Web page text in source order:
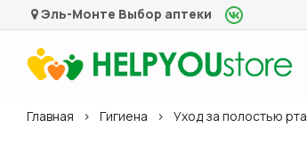
Эль-Монте Выбор аптеки
Главная Гигиена Уход за полостью рта